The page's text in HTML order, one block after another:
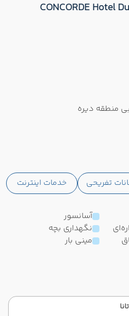
منطقه دیره
تفریحی خدمات اینترنت
آسانسور
نگهداری بچه
مینی بار